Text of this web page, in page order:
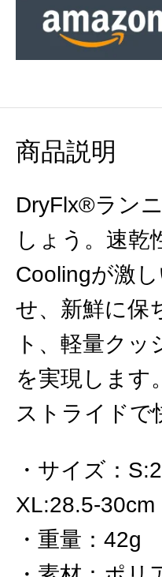
商品説明
DryFlx®ラン
しょう。速乾
Coolingが激
せ、新鮮に保
ト、軽量ク
を実現します
ストライドで
サイズ ：
XL:28.5-30cm
重量 ： 42g